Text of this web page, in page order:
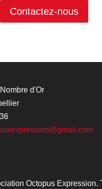
Contactez-nous
d'Or
Octopus Expression.